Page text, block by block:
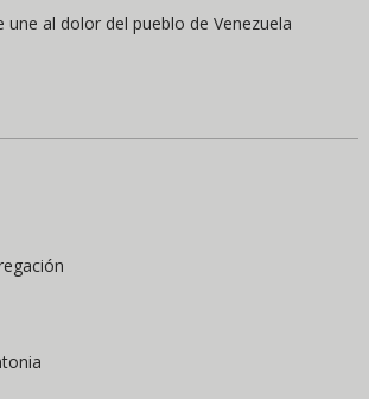
une al dolor del pueblo de Venezuela